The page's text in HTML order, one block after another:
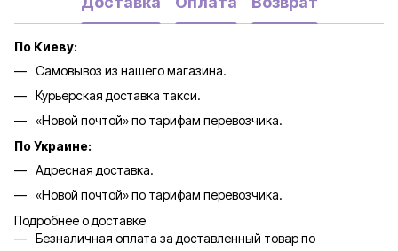
По Киеву:
Самовывоз из нашего магазина.
Курьерская доставка такси.
«Новой почтой» по тарифам перевозчика.
По Украине:
Адресная доставка.
«Новой почтой» по тарифам перевозчика.
Подробнее о доставке
Безналичная оплата за доставленный товар по